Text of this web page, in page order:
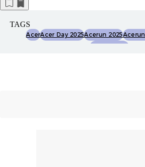
TAGS
AcerAcer Day 2025Acerun 2025